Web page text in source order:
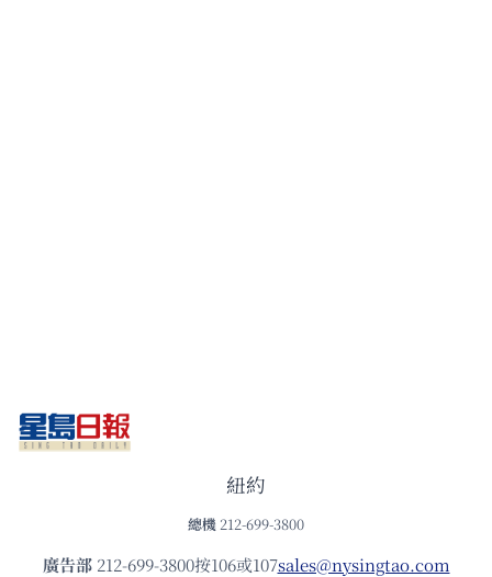
紐約
總機 212-699-3800
廣告部212-699-3800按106或107sales@nysingtao.com